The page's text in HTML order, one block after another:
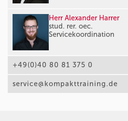
Herr Alexander Harrer
stud. rer. oec.
Servicekoordination
+49(0)40 80 81 375 0
service@kompakttraining.de